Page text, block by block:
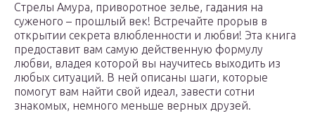
Стрелы Амура, приворотное зелье, гадания на
суженого – прошлый век! Встречайте прорыв в
открытии секрета влюбленности и любви! Эта книга
предоставит вам самую действенную формулу
любви, владея которой вы научитесь выходить из
любых ситуаций. В ней описаны шаги, которые
помогут вам найти свой идеал, завести сотни
знакомых, немного меньше верных друзей.